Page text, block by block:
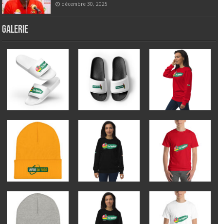
décembre 30, 2025
GALERIE